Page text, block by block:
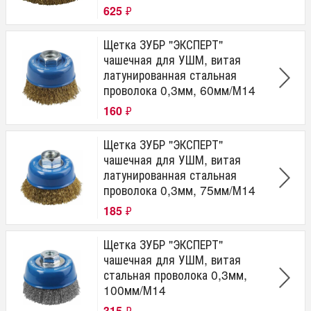
625 ₽
Щетка ЗУБР "ЭКСПЕРТ"
чашечная для УШМ, витая
латунированная стальная
проволока 0,3мм, 60мм/М14
160 ₽
Щетка ЗУБР "ЭКСПЕРТ"
чашечная для УШМ, витая
латунированная стальная
проволока 0,3мм, 75мм/М14
185 ₽
Щетка ЗУБР "ЭКСПЕРТ"
чашечная для УШМ, витая
стальная проволока 0,3мм,
100мм/М14